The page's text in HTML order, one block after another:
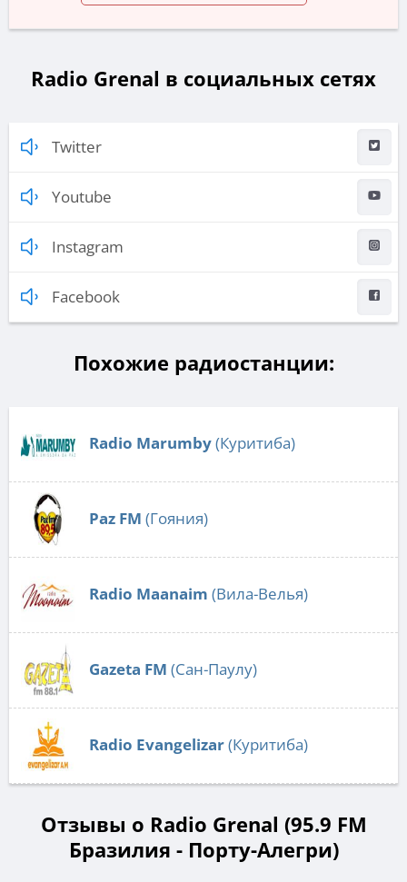
Radio Grenal в социальных сетях
Twitter
Youtube
Instagram
Facebook
Похожие радиостанции:
Radio Marumby(Куритиба)
Paz FM (Гояния)
Radio Maanaim (Вила-Велья)
Gazeta FM (Сан-Паулу)
Radio Evangelizar(Куритиба)
Отзывы о Radio Grenal (95.9 FM
Бразилия - Порту-Алегри)